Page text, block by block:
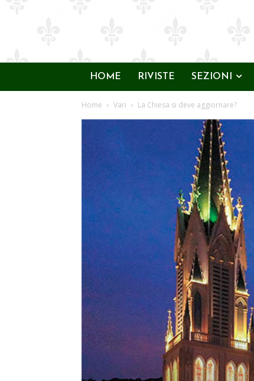
HOME RIVISTE SEZIONI
Home Vari La Chiesa si deve aggiornare?